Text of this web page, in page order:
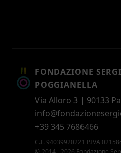
FONDAZIONE
POGGIANELLA
Via Alloro 3 | 90133
+39 345 7686466
C.F. 94039920221 P.IVA